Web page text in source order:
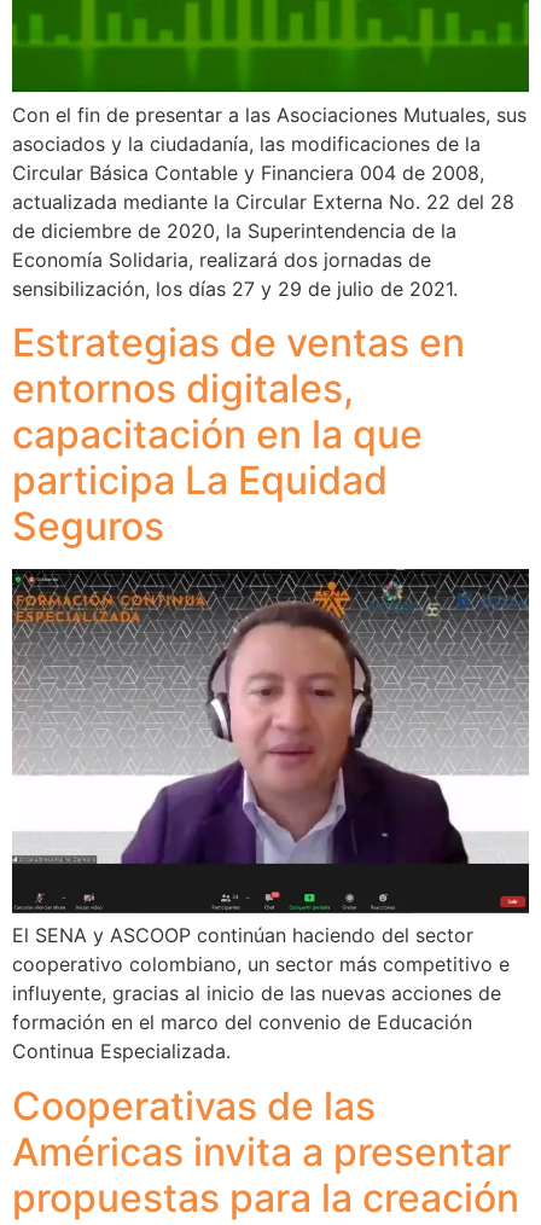
Con el fin de presentar a las Asociaciones Mutuales, sus
asociados y la ciudadanía, las modificaciones de la
Circular Básica Contable y Financiera 004 de 2008,
actualizada mediante la Circular Externa No. 22 del 28
de diciembre de 2020, la Superintendencia de la
Economía Solidaria, realizará dos jornadas de
sensibilización, los días 27 y 29 de julio de 2021.
Estrategias de ventas en
entornos digitales,
capacitación en la que
participa La Equidad
Seguros
El SENA y ASCOOP continúan haciendo del sector
cooperativo colombiano, un sector más competitivo e
influyente, gracias al inicio de las nuevas acciones de
formación en el marco del convenio de Educación
Continua Especializada.
Cooperativas de las
Américas invita a presentar
propuestas para la creación